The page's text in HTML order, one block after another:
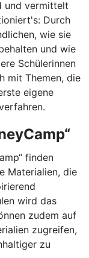
und vermittelt
Durch
wie sie
und wie
Schülerinnen
mit Themen, die
eigene
finden
Materialien, die
wird das
zudem auf
zugreifen,
zu